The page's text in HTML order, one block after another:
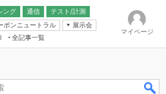
ング
通信
テスト/計測
ボンニュートラル
展示会
ューティング
全記事一覧
マイページ